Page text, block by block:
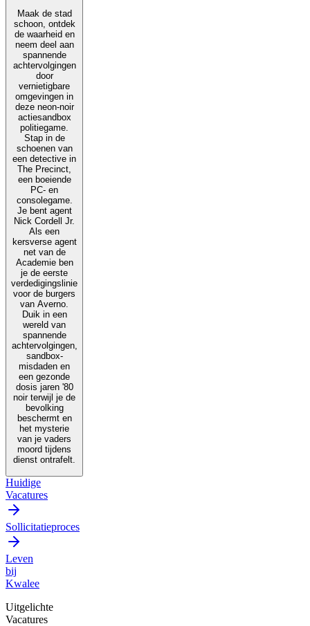
Maak de stad
schoon, ontdek
de waarheid en
neem deel aan
spannende
achtervolgingen
door
vernietigbare
omgevingen in
deze neon-noir
actiesandbox
politiegame.
Stap in de
schoenen van
een detective in
The Precinct,
een boeiende
PC- en
consolegame.
Je bent agent
Nick Cordell Jr.
Als een
kersverse agent
net van de
Academie ben
je de eerste
verdedigingslinie
voor de burgers
van Averno.
Duik in een
wereld van
spannende
achtervolgingen,
sandbox-
misdaden en
een gezonde
dosis jaren '80
noir terwijl je de
bevolking
beschermt en
het mysterie
van je vaders
moord tijdens
dienst ontrafelt.
Huidige
Vacatures
Sollicitatieproces
Leven
bij
Kwalee
Uitgelichte
Vacatures